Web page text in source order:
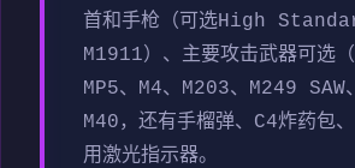
首和手枪（可选High
M1911）、主要攻击武器可选
MP5、M4、M203、M249 SAW
M40，还有手榴弹、C4炸药包
用激光指示器。